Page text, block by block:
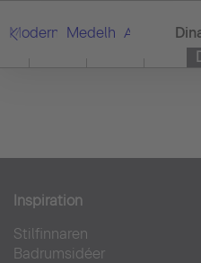
Modern MedelhavetAsiatisk
Inspiration
Stilfinnaren
Badrumsidéer